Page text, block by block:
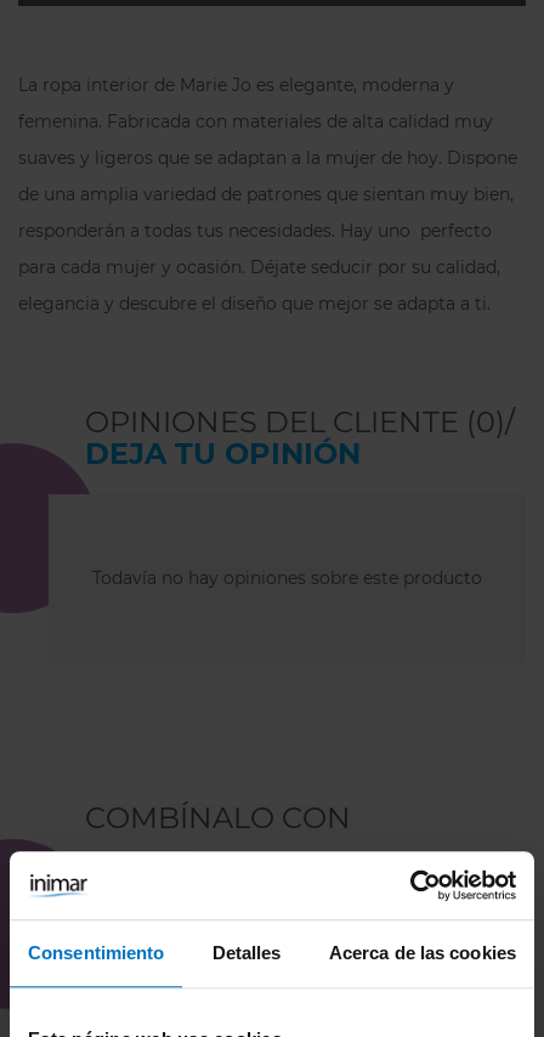
Consentimiento Detalles Acerca de las cookies
La ropa interior de Marie Jo es elegante, moderna y
femenina. Fabricada con materiales de alta calidad muy
suaves y ligeros que se adaptan a la mujer de hoy. Dispone
de una amplia variedad de patrones que sientan muy bien,
responderán a todas tus necesidades. Hay uno perfecto
para cada mujer y ocasión. Déjate seducir por su calidad,
elegancia y descubre el diseño que mejor se adapta a ti.
OPINIONES DEL CLIENTE (0)/
DEJA TU OPINIÓN
Todavía no hay opiniones sobre este producto
COMBÍNALO CON